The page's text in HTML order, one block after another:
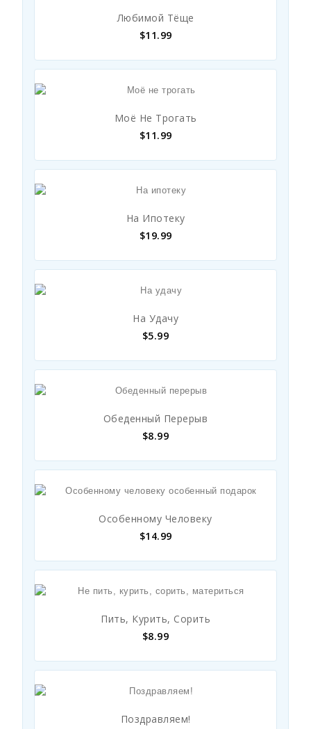
Любимой Тёще
$11.99
Моё Не Трогать
$11.99
На Ипотеку
$19.99
На Удачу
$5.99
Обеденный Перерыв
$8.99
Особенному Человеку
$14.99
Пить, Курить, Сорить
$8.99
Поздравляем!